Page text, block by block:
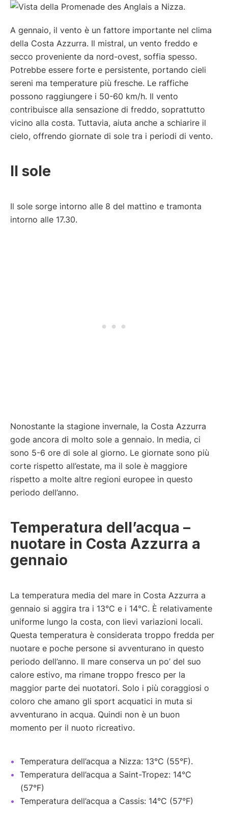
A gennaio, il vento è un fattore importante nel clima
della Costa Azzurra. Il mistral, un vento freddo e
secco proveniente da nord-ovest, soffia spesso.
Potrebbe essere forte e persistente, portando cieli
sereni ma temperature più fresche. Le raffiche
possono raggiungere i 50-60 km/h. Il vento
contribuisce alla sensazione di freddo, soprattutto
vicino alla costa. Tuttavia, aiuta anche a schiarire il
cielo, offrendo giornate di sole tra i periodi di vento.
Il sole
Il sole sorge intorno alle 8 del mattino e tramonta
intorno alle 17.30.
Nonostante la stagione invernale, la Costa Azzurra
gode ancora di molto sole a gennaio. In media, ci
sono 5-6 ore di sole al giorno. Le giornate sono più
corte rispetto all’estate, ma il sole è maggiore
rispetto a molte altre regioni europee in questo
periodo dell’anno.
Temperatura dell’acqua –
nuotare in Costa Azzurra a
gennaio
La temperatura media del mare in Costa Azzurra a
gennaio si aggira tra i 13°C e i 14°C. È relativamente
uniforme lungo la costa, con lievi variazioni locali.
Questa temperatura è considerata troppo fredda per
nuotare e poche persone si avventurano in questo
periodo dell’anno. Il mare conserva un po’ del suo
calore estivo, ma rimane troppo fresco per la
maggior parte dei nuotatori. Solo i più coraggiosi o
coloro che amano gli sport acquatici in muta si
avventurano in acqua. Quindi non è un buon
momento per il nuoto ricreativo.
Temperatura dell’acqua a Nizza: 13°C (55°F).
Temperatura dell’acqua a Saint-Tropez: 14°C
(57°F)
Temperatura dell’acqua a Cassis: 14°C (57°F)